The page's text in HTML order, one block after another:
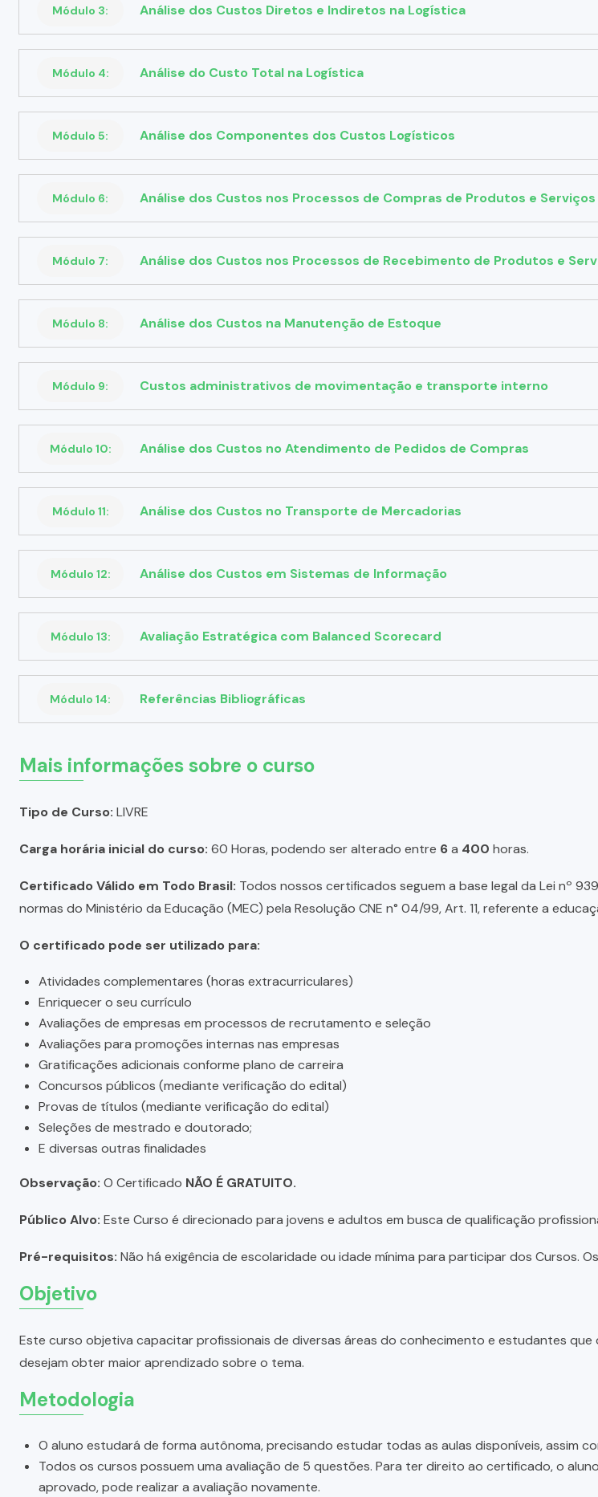
Módulo 3: Análise dos Custos Diretos e Indiretos na Logística
Módulo 4: Análise do Custo Total na Logística
Módulo 5: Análise dos Componentes dos Custos Logísticos
Módulo 6: Análise dos Custos nos Processos de Compras de Produtos e Serviços
Módulo 7: Análise dos Custos nos Processos de Recebimento de Produtos e
Módulo 8: Análise dos Custos na Manutenção de Estoque
Módulo 9: Custos administrativos de movimentação e transporte interno
Módulo 10: Análise dos Custos no Atendimento de Pedidos de Compras
Módulo 11: Análise dos Custos no Transporte de Mercadorias
Módulo 12: Análise dos Custos em Sistemas de Informação
Módulo 13: Avaliação Estratégica com Balanced Scorecard
Módulo 14: Referências Bibliográficas
Mais informações sobre o curso
Tipo de Curso: LIVRE
Carga horária inicial do curso: 60 Horas, podendo ser alterado entre 6a 400 horas.
Certificado Válido em Todo Brasil: Todos nossos certificados seguem a base legal da Lei nº
normas do Ministério da Educação (MEC) pela Resolução CNE n° 04/99, Art. 11, referente a
O certificado pode ser utilizado para:
Atividades complementares (horas extracurriculares)
Enriquecer o seu currículo
Avaliações de empresas em processos de recrutamento e seleção
Avaliações para promoções internas nas empresas
Gratificações adicionais conforme plano de carreira
Concursos públicos (mediante verificação do edital)
Provas de títulos (mediante verificação do edital)
Seleções de mestrado e doutorado;
E diversas outras finalidades
Observação: O Certificado NÃO É GRATUITO.
Público Alvo: Este Curso é direcionado para jovens e adultos em busca de qualificação
Pré-requisitos: Não há exigência de escolaridade ou idade mínima para participar dos Cursos.
Objetivo
Este curso objetiva capacitar profissionais de diversas áreas do conhecimento e estudantes
desejam obter maior aprendizado sobre o tema.
Metodologia
O aluno estudará de forma autônoma, precisando estudar todas as aulas disponíveis, assim
Todos os cursos possuem uma avaliação de 5 questões. Para ter direito ao certificado, o
aprovado, pode realizar a avaliação novamente.